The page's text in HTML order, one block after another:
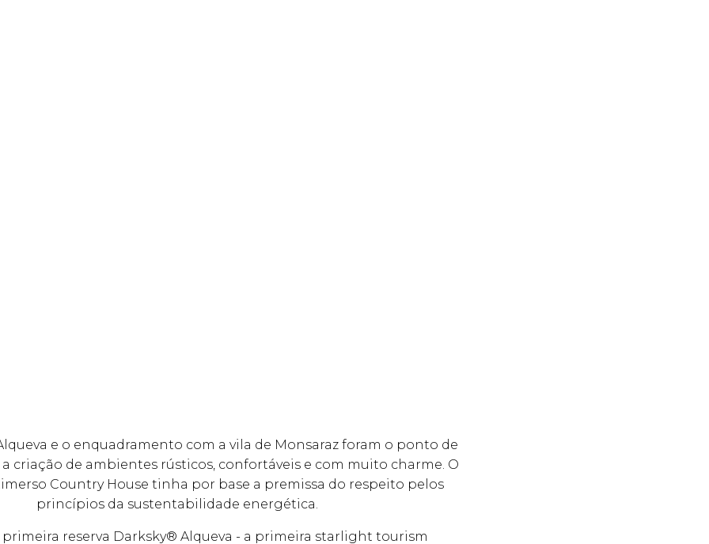
e o enquadramento com a vila de Monsaraz foram o ponto de
criação de ambientes rústicos, confortáveis e com muito charme. O
Country House tinha por base a premissa do respeito pelos
princípios da sustentabilidade energética.
reserva Darksky® Alqueva - a primeira starlight tourism